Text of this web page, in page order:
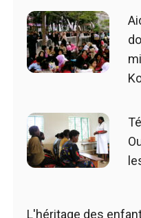
L'héritage des